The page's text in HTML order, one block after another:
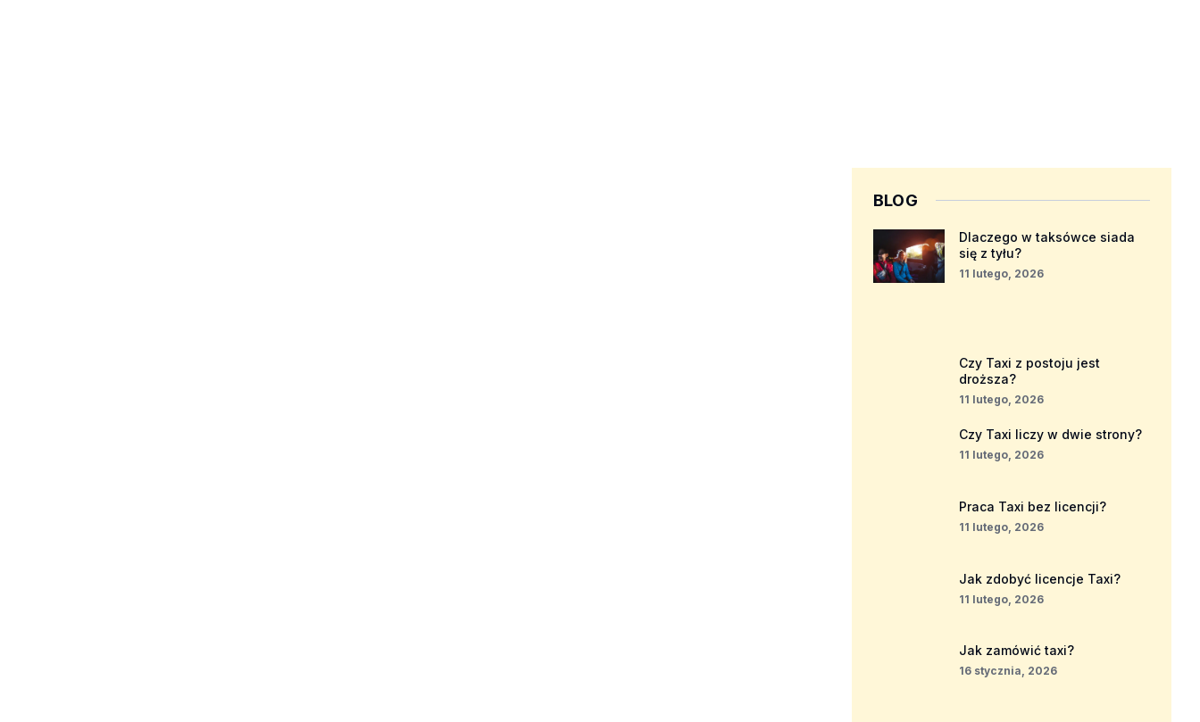
BLOG
Dlaczego w taksówce siada
się z tyłu?
11 lutego, 2026
Czy Taxi z postoju jest
droższa?
11 lutego, 2026
Czy Taxi liczy w dwie strony?
11 lutego, 2026
Praca Taxi bez licencji?
11 lutego, 2026
Jak zdobyć licencje Taxi?
11 lutego, 2026
Jak zamówić taxi?
16 stycznia, 2026